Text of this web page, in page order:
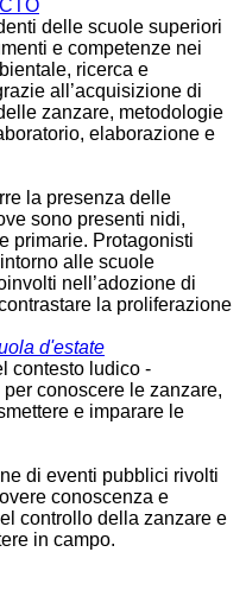
delle scuole superiori
e competenze nei
ricerca e
all’acquisizione di
zanzare, metodologie
elaborazione e
la presenza delle
sono presenti nidi,
primarie. Protagonisti
alle scuole
nell’adozione di
la proliferazione
d'estate
contesto ludico -
conoscere le zanzare,
e imparare le
di eventi pubblici rivolti
conoscenza e
controllo della zanzare e
in campo.